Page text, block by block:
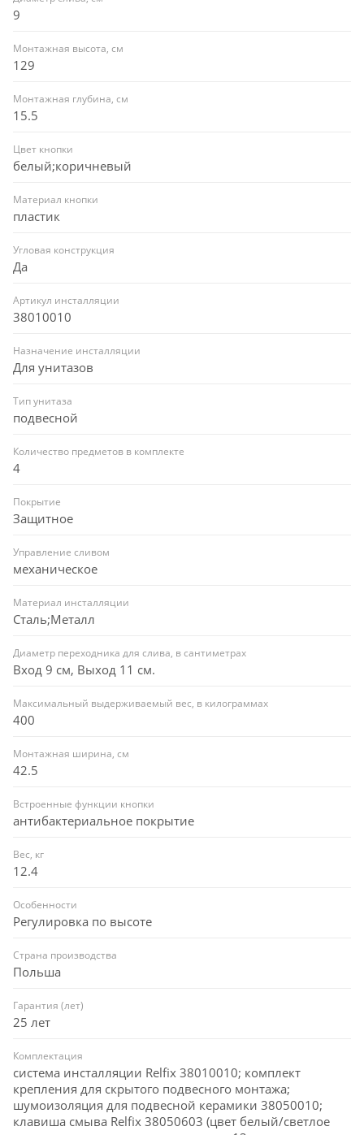
9
Монтажная высота, см
129
Монтажная глубина, см
15.5
Цвет кнопки
белый;коричневый
Материал кнопки
пластик
Угловая конструкция
Да
Артикул инсталляции
38010010
Назначение инсталляции
Для унитазов
Тип унитаза
подвесной
Количество предметов в комплекте
4
Покрытие
Защитное
Управление сливом
механическое
Материал инсталляции
Сталь;Металл
Диаметр переходника для слива, в сантиметрах
Вход 9 см, Выход 11 см.
Максимальный выдерживаемый вес, в килограммах
400
Монтажная ширина, см
42.5
Встроенные функции кнопки
антибактериальное покрытие
Вес, кг
12.4
Особенности
Регулировка по высоте
Страна производства
Польша
Гарантия (лет)
25 лет
Комплектация
система инсталляции Relfix 38010010; комплект
крепления для скрытого подвесного монтажа;
шумоизоляция для подвесной керамики 38050010;
клавиша смыва Relfix 38050603 (цвет белый/светлое